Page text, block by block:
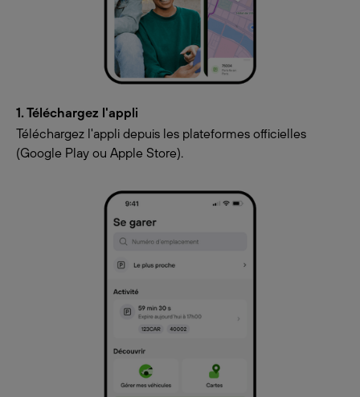
1. Téléchargez l'appli
Téléchargez l'appli depuis les plateformes officielles
(Google Play ou Apple Store).